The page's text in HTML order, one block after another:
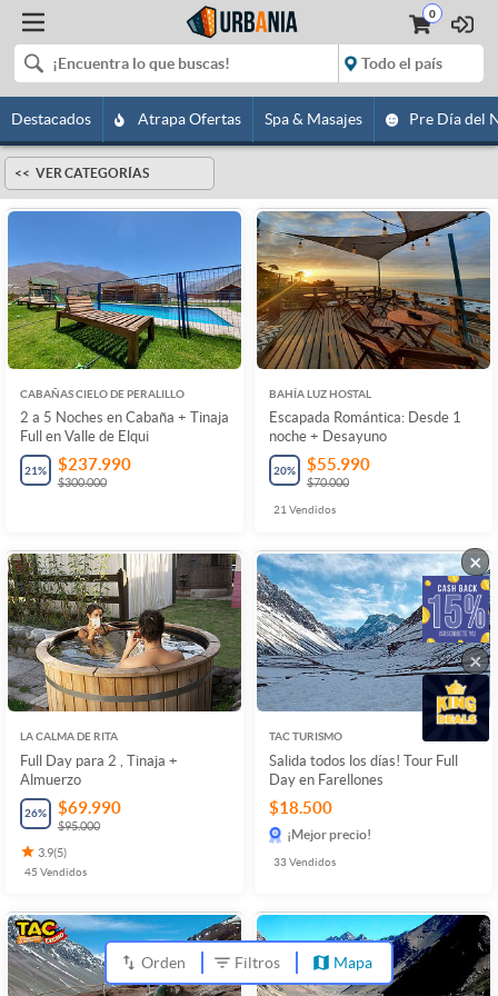
0
Destacados Atrapa Ofertas Spa & Masajes Pre Día del
VER CATEGORÍAS
CABAÑAS CIELO DE PERALILLO
2 a 5 Noches en Cabaña + Tinaja
Full en Valle de Elqui
21% $237.990
$300.000
BAHÍA LUZ HOSTAL
Escapada Romántica: Desde 1
noche + Desayuno
20% $55.990
$70.000
21 Vendidos
LA CALMA DE RITA
Full Day para 2 , Tinaja +
Almuerzo
26% $69.990
$95.000
3.9(5)
45 Vendidos
TAC TURISMO
Salida todos los días! Tour Full
Day en Farellones
$18.500
¡Mejor precio!
33Vendidos
Orden Filtros Mapa
×
×